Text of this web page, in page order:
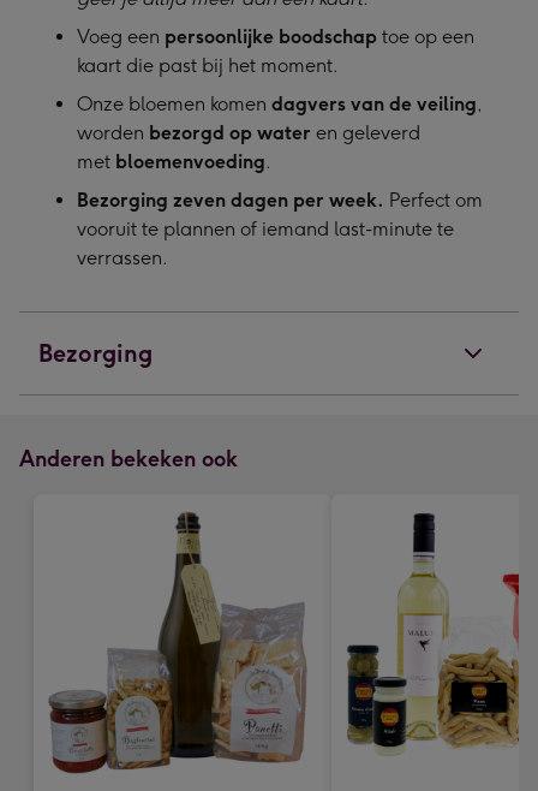
Voeg een persoonlijke boodschap toe op een
kaart die past bij het moment.
Onze bloemen komen dagvers van de veiling,
worden bezorgd op water en geleverd
met bloemenvoeding.
Bezorging zeven dagen per week. Perfect om
vooruit te plannen of iemand last-minute te
verrassen.
Bezorging
Anderen bekeken ook